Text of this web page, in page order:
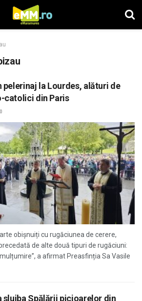
pelerinaj la Lourdes, alături de
catolici din Paris
0
obișnuiți cu rugăciunea de cerere,
de alte două tipuri de rugăciuni:
a afirmat Preasfinția Sa Vasile
slujba Spălării picioarelor din